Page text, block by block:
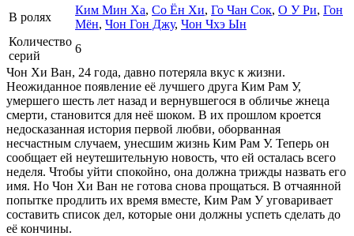
В ролях
Ким Мин Ха, Со Ён Хи, Го Чан Сок, О У Ри, Гон
Мён, Чон Гон Джу, Чон Чхэ Ын
Количество
серий
6
Чон Хи Ван, 24 года, давно потеряла вкус к жизни.
Неожиданное появление её лучшего друга Ким Рам У,
умершего шесть лет назад и вернувшегося в обличье жнеца
смерти, становится для неё шоком. В их прошлом кроется
недосказанная история первой любви, оборванная
несчастным случаем, унесшим жизнь Ким Рам У. Теперь он
сообщает ей неутешительную новость, что ей осталась всего
неделя. Чтобы уйти спокойно, она должна трижды назвать его
имя. Но Чон Хи Ван не готова снова прощаться. В отчаянной
попытке продлить их время вместе, Ким Рам У уговаривает
составить список дел, которые они должны успеть сделать до
её кончины.